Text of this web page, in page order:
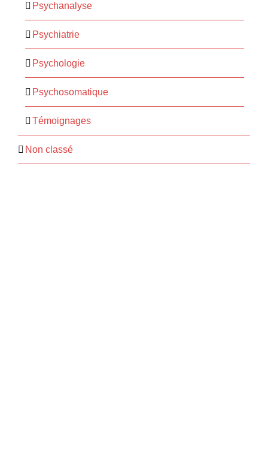
Psychanalyse
Psychiatrie
Psychologie
Psychosomatique
Témoignages
Non classé